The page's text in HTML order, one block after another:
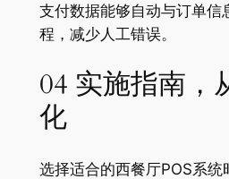
支付数据能够自动与订单信
程，减少人工错误。
04 实施指南，
化
选择适合的西餐厅POS系